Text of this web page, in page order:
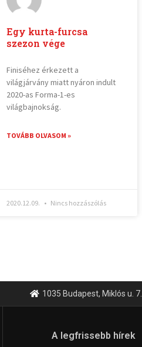
Egy kurta-furcsa
szezon vége
Finiséhez érkezett a
világjárvány miatt nyáron indult
2020-as Forma-1-es
világbajnokság.
TOVÁBB OLVASOM »
2020.12.09. Nincs hozzászólás
1035 Budapest, Miklós u. 7.
A legfrissebb hírek